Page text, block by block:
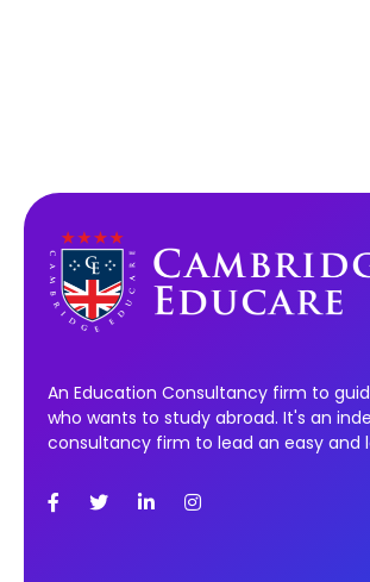
An Education Consultancy firm to
who wants to study abroad. It's an
consultancy firm to lead an easy and